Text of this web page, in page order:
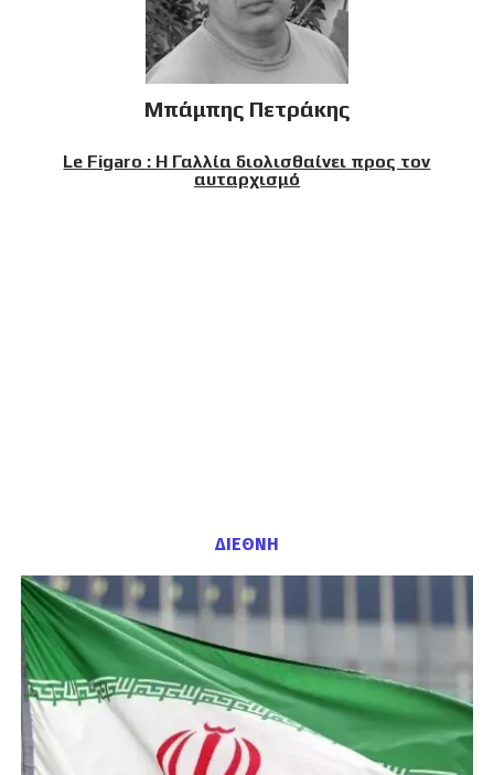
Μπάμπης Πετράκης
Le Figaro : Η Γαλλία διολισθαίνει προς τον
αυταρχισμό
ΔΙΕΘΝΗ